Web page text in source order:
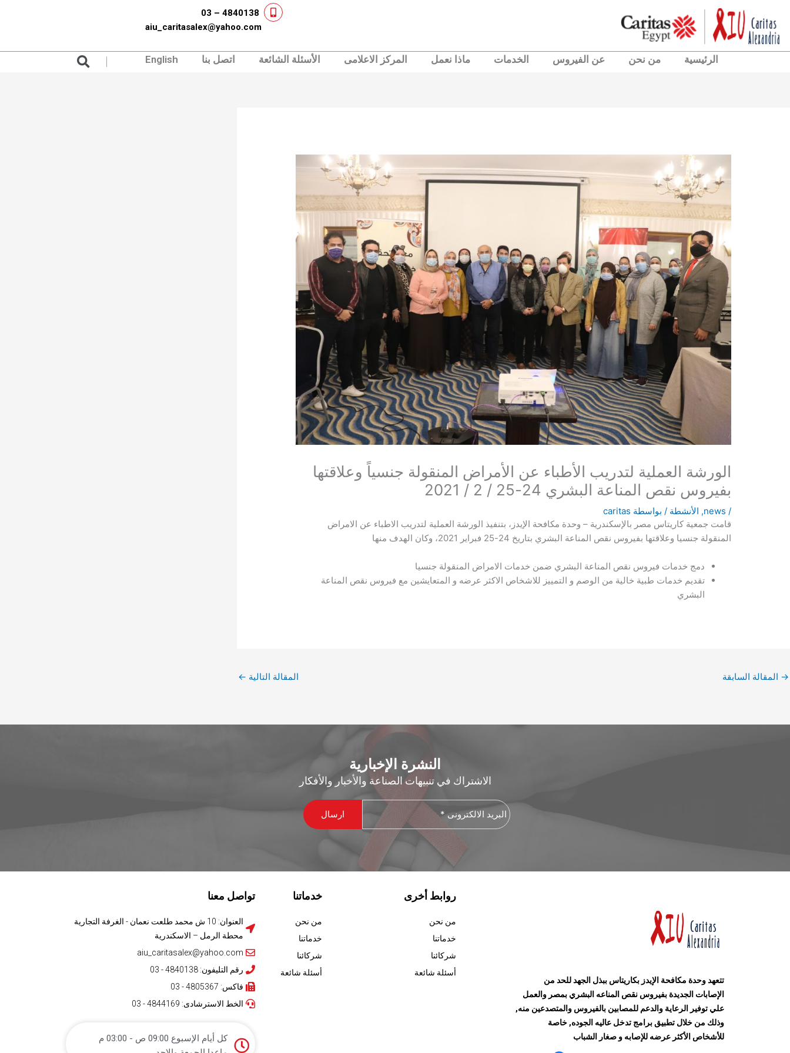
M
o
e
-
aiu_caritasalex@yahoo.com
الرئيسية من نحن عن الفيروس الخدمات ماذا نعمل المركز الاعلامى الأسئلة الشائعة اتصل بنا English
Search
الورشة العملية لتدريب الأطباء عن الأمراض المنقولة جنسياً وعلاقتها
بفيروس نقص المناعة البشري 24-25 / 2 / 2021
/
news
, الأنشطة / بواسطة caritas
قامت جمعية كاريتاس مصر بالإسكندرية – وحدة مكافحة الإيدز، بتنفيذ الورشة العملية لتدريب الاطباء عن الامراض
المنقولة جنسيا وعلاقتها بفيروس نقص المناعة البشري بتاريخ 24-25 فبراير 2021، وكان الهدف منها
دمج خدمات فيروس نقص المناعة البشري ضمن خدمات الامراض المنقولة جنسيا
تقديم خدمات طبية خالية من الوصم و التمييز للاشخاص الاكثر عرضه و المتعايشين مع فيروس نقص المناعة
البشري
→ المقالة السابقة المقالة التالية ←
النشرة الإخبارية
الاشتراك في تنبيهات الصناعة والأخبار والأفكار
الالكترونى
*
تتعهد وحدة مكافحة الإيدز بكاريتاس ببذل الجهد للحد من
الإصابات الجديدة بفيروس نقص المناعه البشري بمصر والعمل
علي توفير الرعاية والدعم للمصابين بالفيروس والمتصدعين منه,
وذلك من خلال تطبيق برامج تدخل عاليه الجوده, خاصة
للأشخاص الأكثر عرضه للإصابه و صغار الشباب
روابط أخرى
من نحن
خدماتنا
شركائنا
أسئلة شائعة
خدماتنا
من نحن
خدماتنا
شركائنا
أسئلة شائعة
تواصل معنا
العنوان: 10 ش محمد طلعت نعمان - الغرفة التجارية
محطة الرمل – الاسكندرية
aiu_caritasalex@yahoo.com
رقم التليفون: 4840138 - 03
فاكس: 4805367 - 03
الخط الاسترشادى: 4844169 - 03
كل أيام الإسبوع 09:00 ص - 03:00 م